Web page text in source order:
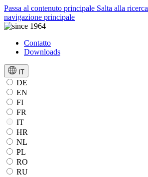
Passa al contenuto principale Salta alla ricerca
navigazione principale
Contatto
Downloads
IT
DE
EN
FI
FR
IT
HR
NL
PL
RO
RU